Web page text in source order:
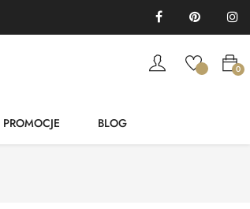
FacebookPinterest
0
PROMOCJE BLOG